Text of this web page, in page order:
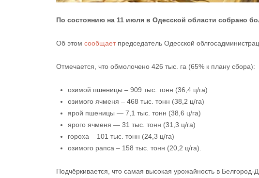
По состоянию на 11 июля в Одесской области собрано
Об этом сообщаетпредседатель Одесской
Отмечается, что обмолочено 426 тыс. га (65% к плану сбора):
озимой пшеницы – 909 тыс. тонн (36,4 ц/га)
озимого ячменя – 468 тыс. тонн (38,2 ц/га)
ярой пшеницы — 7,1 тыс. тонн (38,6 ц/га)
ярого ячменя — 31 тыс. тонн (31,3 ц/га)
гороха – 101 тыс. тонн (24,3 ц/га)
озимого рапса – 158 тыс. тонн (20,2 ц/га).
Подчёркивается, что самая высокая урожайность в Белгород-